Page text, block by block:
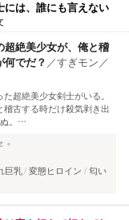
には、誰にも言えない
超絶美少女が、俺と稽
でだ？ ／すぎモン／
超絶美少女剣士がいる。
古する時だけ殺気剥き出
ぬ。…
巨乳 変態ヒロイン
匂い